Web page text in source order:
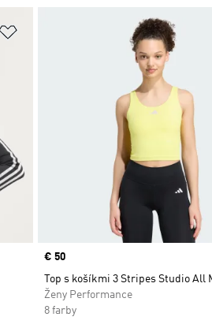
Pridať do zoznamu želaných
Price
€ 50
Top s košíkmi 3 Stripes Studio All
Ženy Performance
8 farby